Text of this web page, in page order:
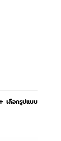
เลือกรูปแบบ